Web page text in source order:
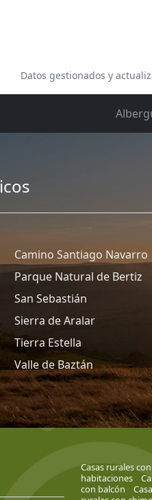
Datos gestionados y
Camino Santiago Navarro
Parque Natural de Bertiz
San Sebastián
Sierra de Aralar
Tierra Estella
Valle de Baztán
Casas rurales
habitaciones
con balcón